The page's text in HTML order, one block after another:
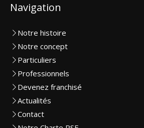
Navigation
Notre histoire
Notre concept
Particuliers
Professionnels
Devenez franchisé
Actualités
Contact